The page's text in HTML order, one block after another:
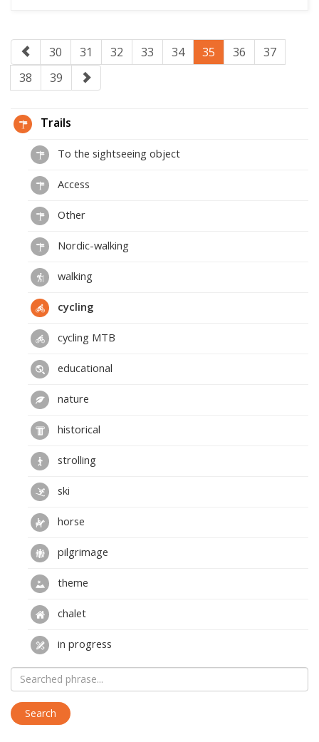
30 31 32 33 34 35 36
37
38
39
Trails
To the sightseeing object
Access
Other
Nordic-walking
walking
cycling
cycling MTB
educational
nature
historical
strolling
ski
horse
pilgrimage
theme
chalet
in progress